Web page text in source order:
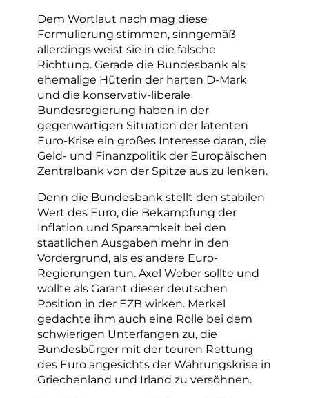
Dem Wortlaut nach mag diese
Formulierung stimmen, sinngemäß
allerdings weist sie in die falsche
Richtung. Gerade die Bundesbank als
ehemalige Hüterin der harten D-Mark
und die konservativ-liberale
Bundesregierung haben in der
gegenwärtigen Situation der latenten
Euro-Krise ein großes Interesse daran, die
Geld- und Finanzpolitik der Europäischen
Zentralbank von der Spitze aus zu lenken.
Denn die Bundesbank stellt den stabilen
Wert des Euro, die Bekämpfung der
Inflation und Sparsamkeit bei den
staatlichen Ausgaben mehr in den
Vordergrund, als es andere Euro-
Regierungen tun. Axel Weber sollte und
wollte als Garant dieser deutschen
Position in der EZB wirken. Merkel
gedachte ihm auch eine Rolle bei dem
schwierigen Unterfangen zu, die
Bundesbürger mit der teuren Rettung
des Euro angesichts der Währungskrise in
Griechenland und Irland zu versöhnen.